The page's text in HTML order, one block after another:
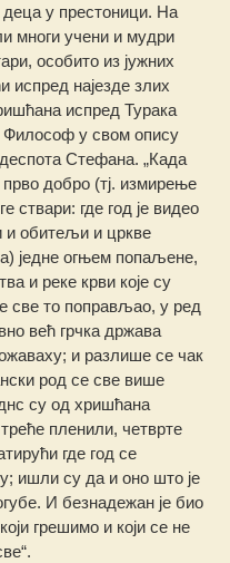
деца у престоници. На
многи учени и мудри
особито из јужних
испред најезде злих
испред Турака
Философ у свом опису
Стефана. „Када
добро (тј. измирење
ствари: где год је видео
и обитељи и цркве
једне огњем попаљене,
и реке крви које су
све то поправљао, у ред
већ грчка држава
и разлише се чак
род се све више
су од хришћана
пленили, четврте
где год се
ишли су да и оно што је
И безнадежан је био
грешимо и који се не